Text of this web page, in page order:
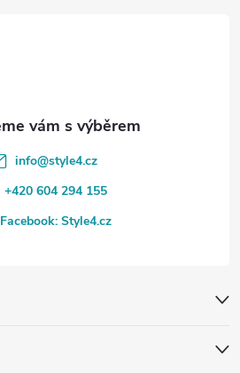
info@style4.cz
+420 604 294 155
Facebook: Style4.cz